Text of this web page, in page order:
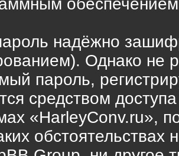
надёжно
Однако не
пароль,
средством
«HarleyConv.ru»,
обстоятельствах